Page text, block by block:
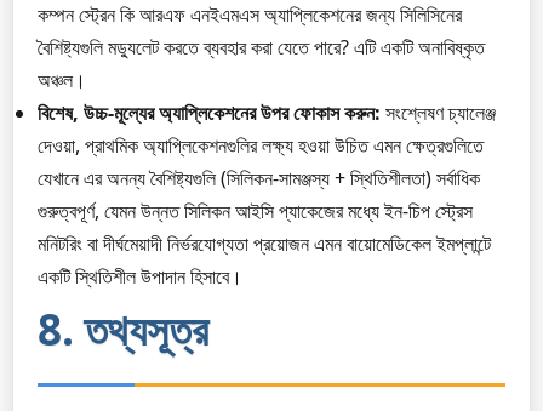
কম্পন স্ট্রেন কি আরএফ এনইএমএস অ্যাপ্লিকেশনের জন্য সিলিসিনের
বৈশিষ্ট্যগুলি মড্যুলেট করতে ব্যবহার করা যেতে পারে? এটি একটি অনাবিষ্কৃত
অঞ্চল।
বিশেষ, উচ্চ-মূল্যের অ্যাপ্লিকেশনের উপর ফোকাস করুন: সংশ্লেষণ চ্যালেঞ্জ
দেওয়া, প্রাথমিক অ্যাপ্লিকেশনগুলির লক্ষ্য হওয়া উচিত এমন ক্ষেত্রগুলিতে
যেখানে এর অনন্য বৈশিষ্ট্যগুলি (সিলিকন-সামঞ্জস্য + স্থিতিশীলতা) সর্বাধিক
গুরুত্বপূর্ণ, যেমন উন্নত সিলিকন আইসি প্যাকেজের মধ্যে ইন-চিপ স্ট্রেস
মনিটরিং বা দীর্ঘমেয়াদী নির্ভরযোগ্যতা প্রয়োজন এমন বায়োমেডিকেল ইমপ্লান্টে
একটি স্থিতিশীল উপাদান হিসাবে।
8. তথ্যসূত্র